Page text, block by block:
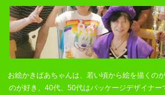
お絵かきばあちゃんは、若い頃から絵を描くの
のが好き、40代、50代はパッケージデザイナー